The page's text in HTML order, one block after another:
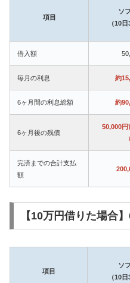
項目
ソ
（10
借入額
毎月の利息 約
6ヶ月間の利息総額 約
6ヶ月後の残債
50,000円
完済までの合計支払
額
【10万円借りた場合
項目
ソ
（10